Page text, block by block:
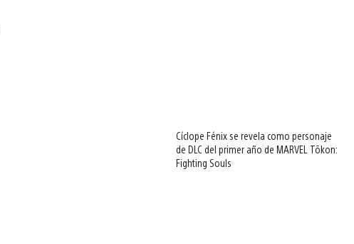
Cíclope Fénix se revela como personaje
de DLC del primer año de MARVEL Tōkon:
Fighting Souls